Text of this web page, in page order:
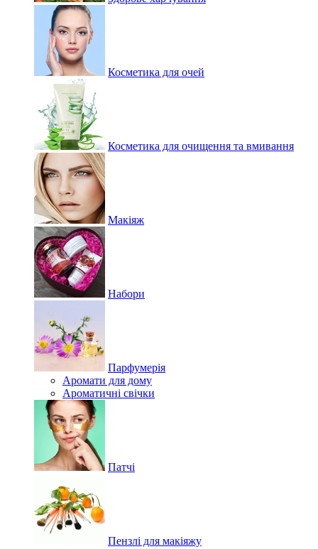
Косметика для очей
Косметика для очищення та вмивання
Макіяж
Набори
Парфумерія
Аромати для дому
Ароматичні свічки
Патчі
Пензлі для макіяжу